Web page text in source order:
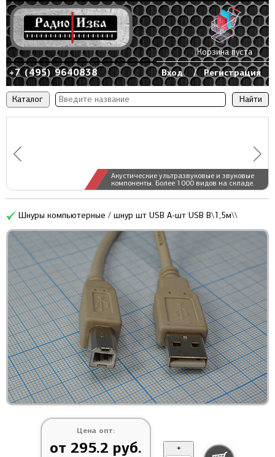
Каталог
Акустические ультразвуковые и звуковые
компоненты. Более 1000 видов на складе.
+7 (495) 9640838 Вход / Регистрация
Корзина пуста
Шнуры компьютерные / шнур шт USB A-шт USB B\1,5м\\
Цена опт:
от 295.2 руб. +